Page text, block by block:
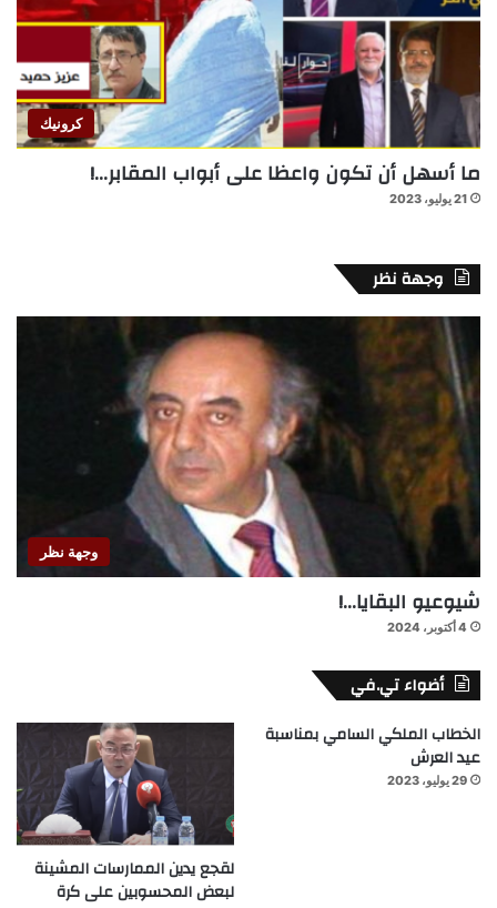
كرونيك
ما أسهل أن تكون واعظا على أبواب المقابر…!
21 يوليو، 2023
وجهة نظر
وجهة نظر
شيوعيو البقايا…!
4 أكتوبر، 2024
أضواء تي.في
الخطاب الملكي السامي بمناسبة
عيد العرش
29 يوليو، 2023
لقجع يدين الممارسات المشينة
لبعض المحسوبين على كرة